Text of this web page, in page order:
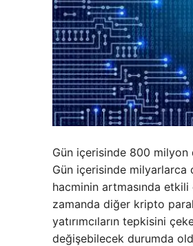
Gün içerisinde 800 milyon
Gün içerisinde milyarlarca
hacminin artmasında
zamanda diğer kripto
yatırımcıların tepkisini
değişebilecek durumda